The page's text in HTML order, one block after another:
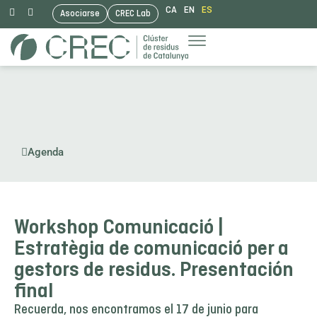
Saltar
al
Asociarse CREC Lab CA EN ES
Agenda
Workshop Comunicació |
Estratègia de comunicació per a
gestors de residus. Presentación
final
Recuerda, nos encontramos el 17 de junio para